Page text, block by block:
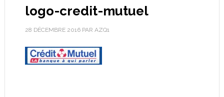
logo-credit-mutuel
28 DÉCEMBRE 2016PAR AZQ1